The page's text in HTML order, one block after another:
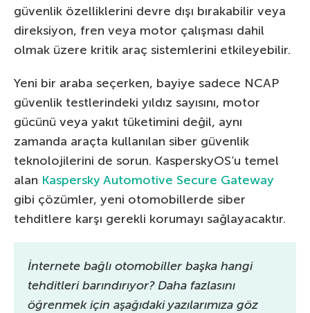
güvenlik özelliklerini devre dışı bırakabilir veya
direksiyon, fren veya motor çalışması dahil
olmak üzere kritik araç sistemlerini etkileyebilir.
Yeni bir araba seçerken, bayiye sadece NCAP
güvenlik testlerindeki yıldız sayısını, motor
gücünü veya yakıt tüketimini değil, aynı
zamanda araçta kullanılan siber güvenlik
teknolojilerini de sorun. KasperskyOS’u temel
alan Kaspersky Automotive Secure Gateway
gibi çözümler, yeni otomobillerde siber
tehditlere karşı gerekli korumayı sağlayacaktır.
İnternete bağlı otomobiller başka hangi
tehditleri barındırıyor? Daha fazlasını
öğrenmek için aşağıdaki yazılarımıza göz